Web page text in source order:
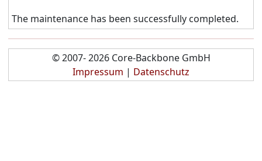
The maintenance has been successfully completed.
© 2007- 2026 Core-Backbone GmbH
Impressum | Datenschutz